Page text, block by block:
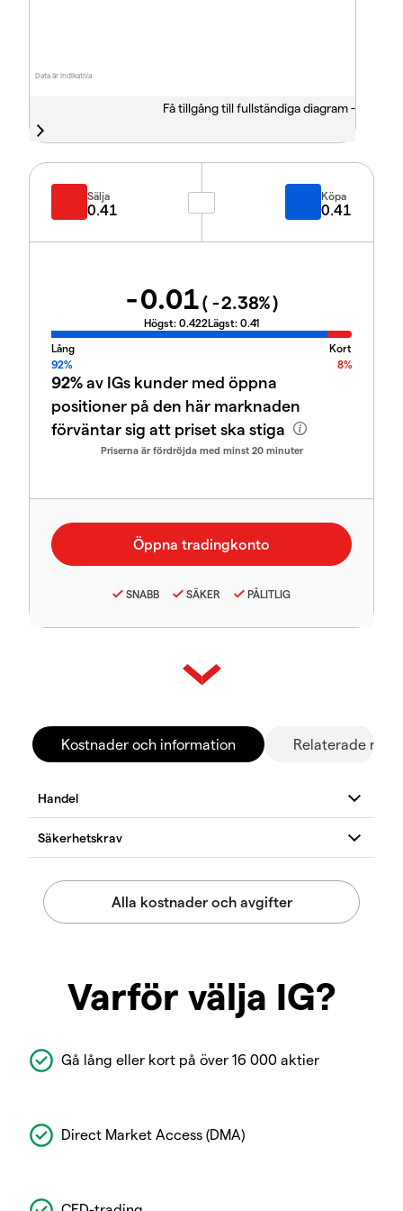
Data är indikativa
Få tillgång till fullständiga diagram -
Sälja
0.41
Köpa
0.41
-0.01( -2.38%)
Högst: 0.422Lägst: 0.41
Lång
Kort
92%
8%
92%av IGs kunder med öppna
positioner på den här marknaden
förväntar sig att priset ska stiga
Priserna är fördröjda med minst 20 minuter
SNABB SÄKER PÅLITLIG
Kostnader och information Relaterade
Varför välja IG?
Gå lång eller kort på över 16 000 aktier
Direct Market Access (DMA)